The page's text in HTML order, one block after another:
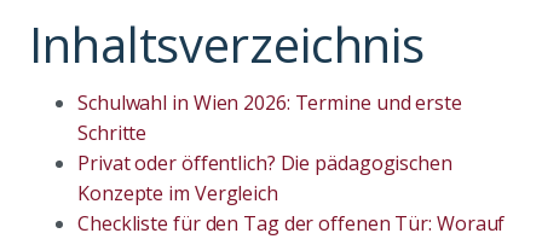
Inhaltsverzeichnis
Schulwahl in Wien 2026: Termine und erste
Schritte
Privat oder öffentlich? Die pädagogischen
Konzepte im Vergleich
Checkliste für den Tag der offenen Tür: Worauf